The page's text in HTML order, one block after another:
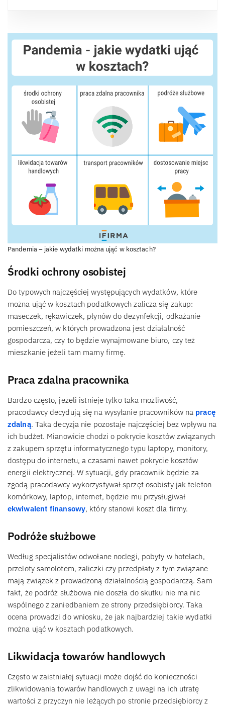
Pandemia – jakie wydatki można ująć w kosztach?
Środki ochrony osobistej
Do typowych najczęściej występujących wydatków, które
można ująć w kosztach podatkowych zalicza się zakup:
maseczek, rękawiczek, płynów do dezynfekcji, odkażanie
pomieszczeń, w których prowadzona jest działalność
gospodarcza, czy to będzie wynajmowane biuro, czy też
mieszkanie jeżeli tam mamy firmę.
Praca zdalna pracownika
Bardzo często, jeżeli istnieje tylko taka możliwość,
pracodawcy decydują się na wysyłanie pracowników na pracę
zdalną. Taka decyzja nie pozostaje najczęściej bez wpływu na
ich budżet. Mianowicie chodzi o pokrycie kosztów związanych
z zakupem sprzętu informatycznego typu laptopy, monitory,
dostępu do internetu, a czasami nawet pokrycie kosztów
energii elektrycznej. W sytuacji, gdy pracownik będzie za
zgodą pracodawcy wykorzystywał sprzęt osobisty jak telefon
komórkowy, laptop, internet, będzie mu przysługiwał
ekwiwalent finansowy, który stanowi koszt dla firmy.
Podróże służbowe
Według specjalistów odwołane noclegi, pobyty w hotelach,
przeloty samolotem, zaliczki czy przedpłaty z tym związane
mają związek z prowadzoną działalnością gospodarczą. Sam
fakt, że podróż służbowa nie doszła do skutku nie ma nic
wspólnego z zaniedbaniem ze strony przedsiębiorcy. Taka
ocena prowadzi do wniosku, że jak najbardziej takie wydatki
można ująć w kosztach podatkowych.
Likwidacja towarów handlowych
Często w zaistniałej sytuacji może dojść do konieczności
zlikwidowania towarów handlowych z uwagi na ich utratę
wartości z przyczyn nie leżących po stronie przedsiębiorcy z